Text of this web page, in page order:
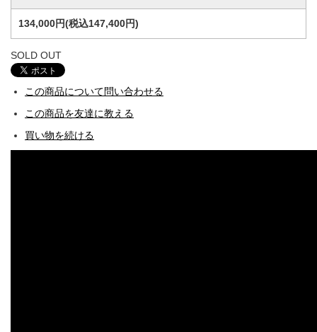
134,000円(税込147,400円)
SOLD OUT
この商品について問い合わせる
この商品を友達に教える
買い物を続ける